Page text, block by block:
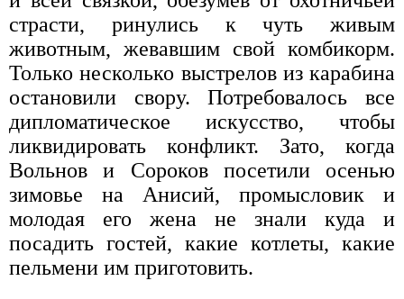
страсти, ринулись к чуть живым
животным, жевавшим свой комбикорм.
Только несколько выстрелов из карабина
остановили свору. Потребовалось все
дипломатическое искусство, чтобы
ликвидировать конфликт. Зато, когда
Вольнов и Сороков посетили осенью
зимовье на Анисий, промысловик и
молодая его жена не знали куда и
посадить гостей, какие котлеты, какие
пельмени им приготовить.